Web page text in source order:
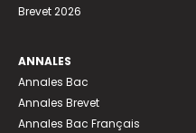
Brevet 2026
ANNALES
Annales Bac
Annales Brevet
Annales Bac Français